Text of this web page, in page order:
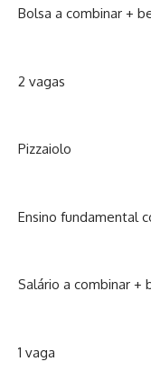
Bolsa a combinar +
2 vagas
Pizzaiolo
Ensino fundamental
Salário a combinar +
1 vaga